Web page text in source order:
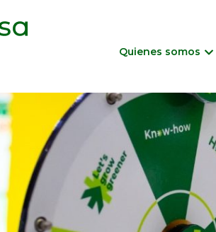
Quienes somos